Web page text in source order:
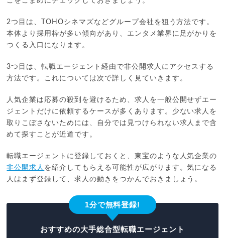
2つ目は、TOHOシネマズなどグループ会社を狙う方法です。
本体より採用枠が多い傾向があり、エンタメ業界に足がかりを
つくる入口になります。
3つ目は、転職エージェント経由で非公開求人にアクセスする
方法です。これについては次で詳しく見ていきます。
人気企業は応募の殺到を避けるため、求人を一般公開せずエー
ジェントだけに依頼するケースが多くあります。少ない求人を
取りこぼさないためには、自分では見つけられない求人まで含
めて探すことが近道です。
転職エージェントに登録しておくと、東宝のような人気企業の
非公開求人 を紹介してもらえる可能性が広がります。気になる
人はまず登録して、求人の動きをつかんでおきましょう。
1分で無料登録!
おすすめの大手総合型転職エージェント